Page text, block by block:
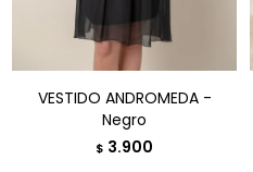
VESTIDO ANDROMEDA -
Negro
$ 3.900